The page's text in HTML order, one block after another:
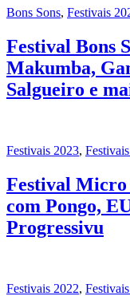
Bons Sons, Festivais
Festival Bons
Makumba,
Salgueiro e
Festivais 2023,
Festival Micro
com Pongo,
Progressivu
Festivais 2022,